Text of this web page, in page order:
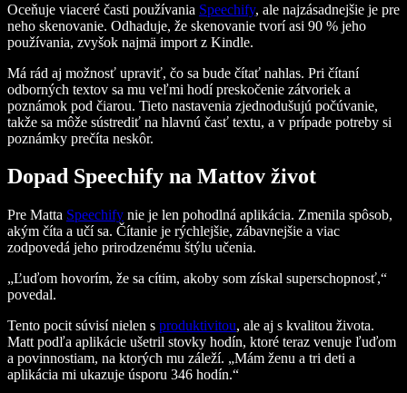
Oceňuje viaceré časti používania Speechify, ale najzásadnejšie je pre
neho skenovanie. Odhaduje, že skenovanie tvorí asi 90 % jeho
používania, zvyšok najmä import z Kindle.
Má rád aj možnosť upraviť, čo sa bude čítať nahlas. Pri čítaní
odborných textov sa mu veľmi hodí preskočenie zátvoriek a
poznámok pod čiarou. Tieto nastavenia zjednodušujú počúvanie,
takže sa môže sústrediť na hlavnú časť textu, a v prípade potreby si
poznámky prečíta neskôr.
Dopad Speechify na Mattov život
Pre Matta Speechify nie je len pohodlná aplikácia. Zmenila spôsob,
akým číta a učí sa. Čítanie je rýchlejšie, zábavnejšie a viac
zodpovedá jeho prirodzenému štýlu učenia.
„Ľuďom hovorím, že sa cítim, akoby som získal superschopnosť,“
povedal.
Tento pocit súvisí nielen s produktivitou, ale aj s kvalitou života.
Matt podľa aplikácie ušetril stovky hodín, ktoré teraz venuje ľuďom
a povinnostiam, na ktorých mu záleží. „Mám ženu a tri deti a
aplikácia mi ukazuje úsporu 346 hodín.“